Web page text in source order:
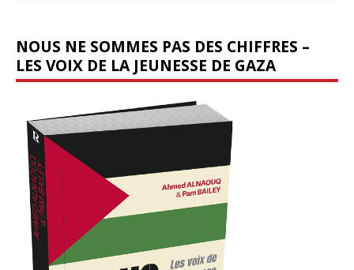
NOUS NE SOMMES PAS DES CHIFFRES –
LES VOIX DE LA JEUNESSE DE GAZA